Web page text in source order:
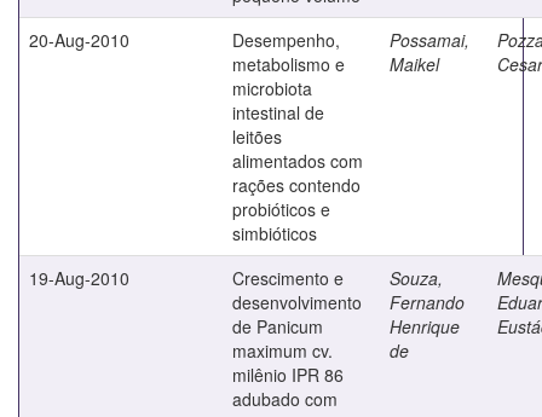
20-Aug-2010
Desempenho,
metabolismo e
microbiota
intestinal de
leitões
alimentados com
rações contendo
probióticos e
simbióticos
Possamai,
Maikel
Cesar
19-Aug-2010
Crescimento e
desenvolvimento
de Panicum
maximum cv.
milênio IPR 86
adubado com
Souza,
Fernando
Henrique
de